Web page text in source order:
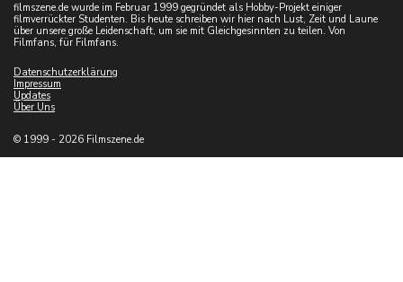
filmszene.de wurde im Februar 1999 gegründet als Hobby-Projekt einiger
filmverrückter Studenten. Bis heute schreiben wir hier nach Lust, Zeit und Laune
über unsere große Leidenschaft, um sie mit Gleichgesinnten zu teilen. Von
Filmfans, für Filmfans.
Datenschutzerklärung
Impressum
Updates
Über Uns
© 1999 - 2026 Filmszene.de